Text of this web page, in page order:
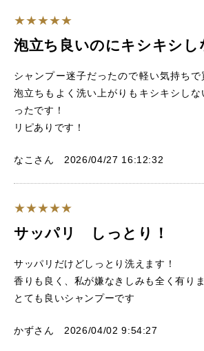
泡立ち良いのにキシキシし
シャンプー迷子だったので軽い気持ちで
泡立ちもよく洗い上がりもキシキシし
ったです！
リピありです！
なこさん 2026/04/27 16:12:32
サッパリ しっとり！
サッパリだけどしっとり洗えます！
香りも良く、私が嫌なきしみも全く有り
とても良いシャンプーです
かずさん 2026/04/02 9:54:27